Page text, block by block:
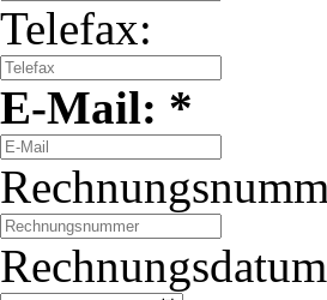
Telefax:
E-Mail: *